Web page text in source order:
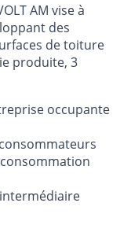
AM vise à
des
de toiture
produite, 3
occupante